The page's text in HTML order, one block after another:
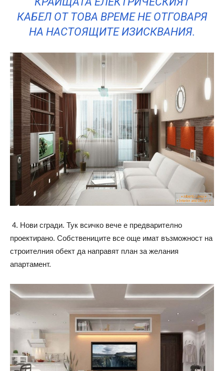
КАБЕЛ ОТ ТОВА ВРЕМЕ НЕ ОТГОВАРЯ
НА НАСТОЯЩИТЕ ИЗИСКВАНИЯ.
4. Нови сгради. Тук всичко вече е предварително
проектирано. Собствениците все още имат възможност на
строителния обект да направят план за желания
апартамент.